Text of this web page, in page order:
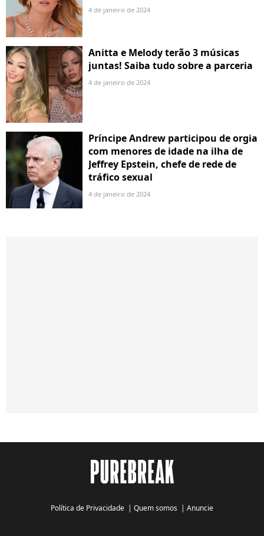
4 de janeiro de 2024
Anitta e Melody terão 3 músicas
juntas! Saiba tudo sobre a parceria
4 de janeiro de 2024
Príncipe Andrew participou de orgia
com menores de idade na ilha de
Jeffrey Epstein, chefe de rede de
tráfico sexual
4 de janeiro de 2024
Política de Privacidade | Quem somos | Anuncie